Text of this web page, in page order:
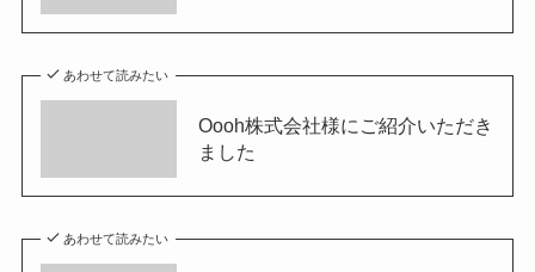
あわせて読みたい
Oooh株式会社様にご紹介いただき
ました
あわせて読みたい